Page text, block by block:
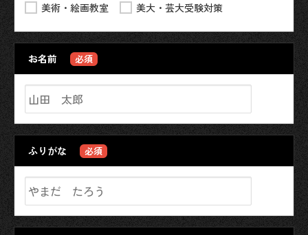
美術・絵画教室 美大・芸大受験対策
お名前 必須
ふりがな 必須